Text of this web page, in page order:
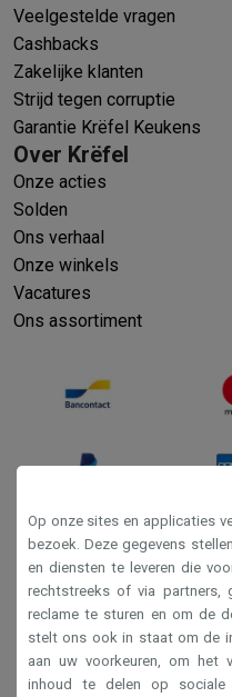
Veelgestelde vragen
Cashbacks
Zakelijke klanten
Strijd tegen corruptie
Garantie Krëfel Keukens
Over Krëfel
Onze acties
Solden
Ons verhaal
Onze winkels
Vacatures
Ons assortiment
Op onze sites en applicaties
bezoek. Deze gegevens
en diensten te leveren die
rechtstreeks of via partners,
reclame te sturen en om de
stelt ons ook in staat om de
aan uw voorkeuren, om het
inhoud te delen op